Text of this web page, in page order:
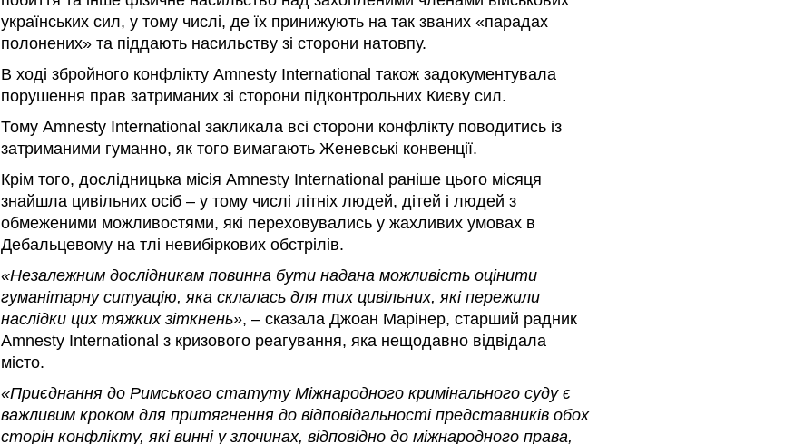
українських сил, у тому числі, де їх принижують на так званих «парадах
полонених» та піддають насильству зі сторони натовпу.
В ході збройного конфлікту Amnesty International також задокументувала
порушення прав затриманих зі сторони підконтрольних Києву сил.
Тому Amnesty International закликала всі сторони конфлікту поводитись із
затриманими гуманно, як того вимагають Женевські конвенції.
Крім того, дослідницька місія Amnesty International раніше цього місяця
знайшла цивільних осіб – у тому числі літніх людей, дітей і людей з
обмеженими можливостями, які переховувались у жахливих умовах в
Дебальцевому на тлі невибіркових обстрілів.
«Незалежним дослідникам повинна бути надана можливість оцінити
гуманітарну ситуацію, яка склалась для тих цивільних, які пережили
наслідки цих тяжких зіткнень», – сказала Джоан Марінер, старший радник
Amnesty International з кризового реагування, яка нещодавно відвідала
місто.
«Приєднання до Римського статуту Міжнародного кримінального суду є
важливим кроком для притягнення до відповідальності представників обох
сторін конфлікту, які винні у злочинах, відповідно до міжнародного права,